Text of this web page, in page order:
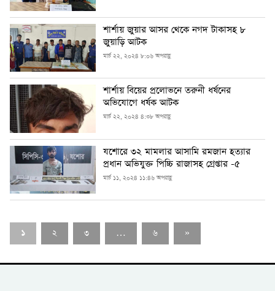
শার্শায় জুয়ার আসর থেকে নগদ টাকাসহ ৮
জুয়াড়ি আটক
মার্চ ২২, ২০২৪ ৮:০৬ অপরাহ্ণ
শার্শায় বিয়ের প্রলোভনে তরুনী ধর্ষনের
অভিযোগে ধর্ষক আটক
মার্চ ২২, ২০২৪ ৪:৩৮ অপরাহ্ণ
যশোরে ৩২ মামলার আসামি রমজান হত্যার
প্রধান অভিযুক্ত পিচ্চি রাজাসহ গ্রেপ্তার -৫
মার্চ ১১, ২০২৪ ১১:৪৬ অপরাহ্ণ
১ ২ ৩ … ৬ »